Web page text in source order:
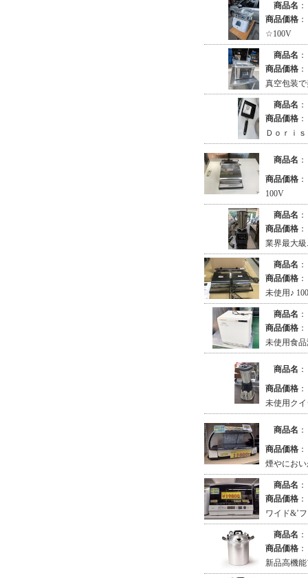
商品名 ：
商品価格 ：
☆100V
商品名 ：
商品価格 ：
真空包装
商品名 ：
商品価格 ：
Ｄｏｒｉ
商品名 ：
商品価格 ：
100V
商品名 ：
商品価格 ：
業界最大
商品名 ：
商品価格 ：
未使用♪
商品名 ：
商品価格 ：
未使用食
商品名 ：
商品価格 ：
未使用ク
商品名 ：
商品価格 ：
煙やにお
商品名 ：
商品価格 ：
ワイド&’
商品名 ：
商品価格 ：
新品高機